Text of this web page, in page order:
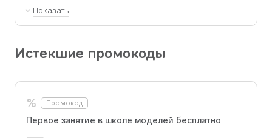
Показать
макияжу или чек-лист "Как мужчине попасть
Истекшие промокоды
% Промокод
Первое занятие в школе моделей бесплатно